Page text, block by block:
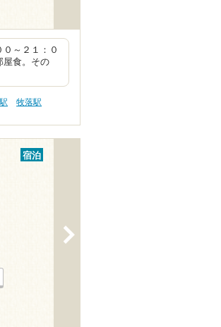
～２１：０
屋食。その
牧落駅
宿泊